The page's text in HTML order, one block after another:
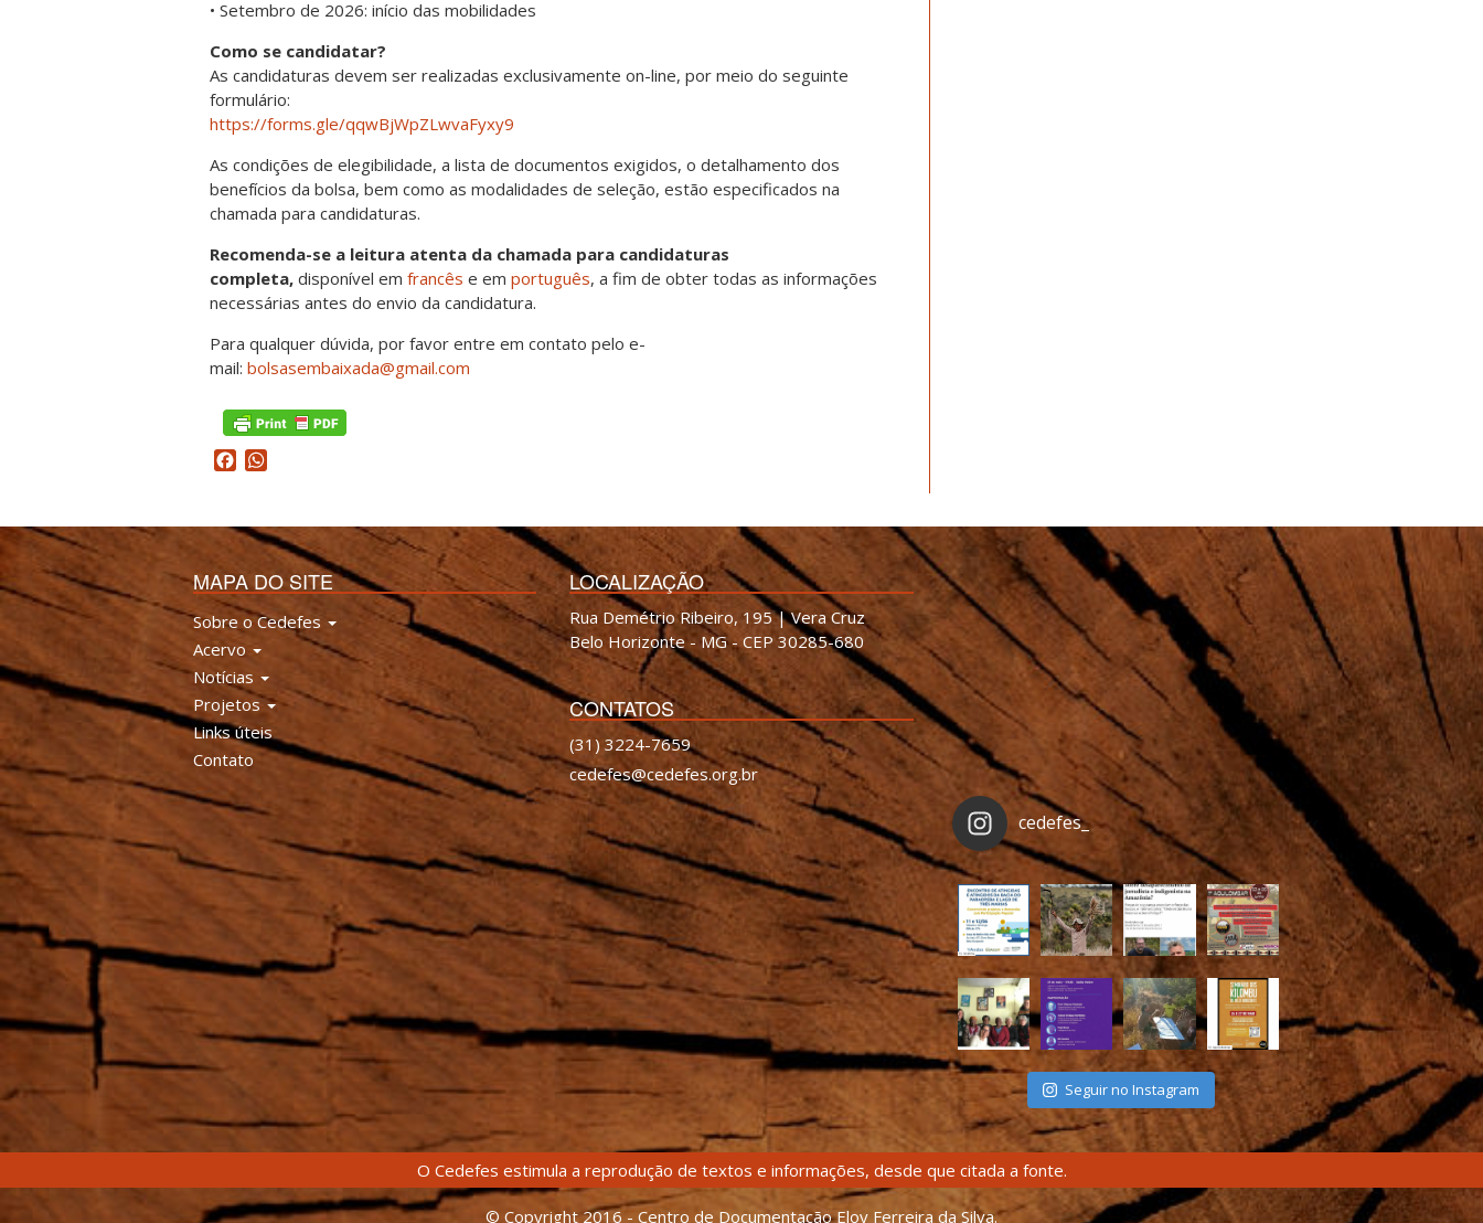
• Setembro de 2026: início das mobilidades
Como se candidatar?
As candidaturas devem ser realizadas exclusivamente on-line, por meio do seguinte
formulário:
https://forms.gle/qqwBjWpZLwvaFyxy9
As condições de elegibilidade, a lista de documentos exigidos, o detalhamento dos
benefícios da bolsa, bem como as modalidades de seleção, estão especificados na
chamada para candidaturas.
Recomenda-se a leitura atenta da chamada para candidaturas
completa, disponível em francês e em português, a fim de obter todas as informações
necessárias antes do envio da candidatura.
Para qualquer dúvida, por favor entre em contato pelo e-
mail: bolsasembaixada@gmail.com
Facebook
MAPA DO SITE
Sobre o Cedefes
Acervo
Notícias
Projetos
Links úteis
Contato
LOCALIZAÇÃO
Rua Demétrio Ribeiro, 195 | Vera Cruz
Belo Horizonte - MG - CEP 30285-680
CONTATOS
(31) 3224-7659
cedefes@cedefes.org.br
cedefes_
Seguir no Instagram
O Cedefes estimula a reprodução de textos e informações, desde que citada a fonte.
© Copyright 2016 - Centro de Documentação Eloy Ferreira da Silva.